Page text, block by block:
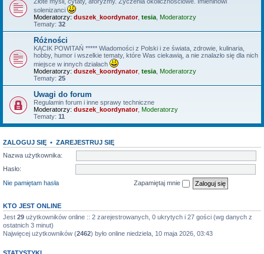
solenizanci
Moderatorzy: duszek_koordynator, tesia Moderatorzy
Tematy: 32
Różności
KĄCIK POWITAŃ ***** Wiadomości z Polski i ze świata, zdrowie, kulinaria,
hobby, humor i wszelkie tematy, które Was ciekawią, a nie znalazło się dla nich
miejsce w innych działach
Moderatorzy: duszek_koordynator, tesia Moderatorzy
Tematy: 25
Uwagi do forum
Regulamin forum i inne sprawy techniczne
Moderatorzy: duszek_koordynator, Moderatorzy
Tematy: 11
ZALOGUJ SIĘ • ZAREJESTRUJ SIĘ
Nazwa użytkownika:
Hasło:
Nie pamiętam hasła
Zapamiętaj mnie
KTO JEST ONLINE
Jest 29 użytkowników online :: 2 zarejestrowanych, 0 ukrytych i 27 gości (wg danych z
ostatnich 3 minut)
Najwięcej użytkowników (2462) było online niedziela, 10 maja 2026, 03:43
STATYSTYKI